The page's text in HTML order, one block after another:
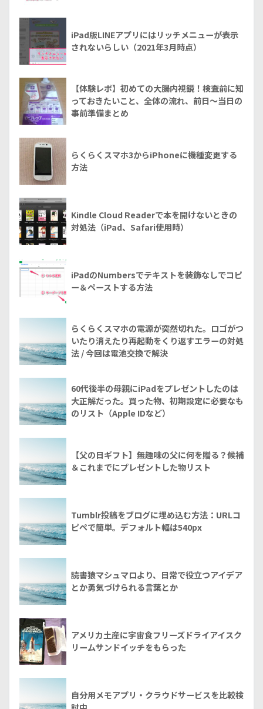
iPad版LINEアプリにはリッチメニューが表示
されないらしい（2021年3月時点）
【体験レポ】初めての大腸内視鏡！検査前に知
っておきたいこと、全体の流れ、前日～当日の
事前準備まとめ
らくらくスマホ3からiPhoneに機種変更する
方法
Kindle Cloud Readerで本を開けないときの
対処法（iPad、Safari使用時）
iPadのNumbersでテキストを装飾なしでコピ
ー＆ペーストする方法
らくらくスマホの電源が突然切れた。ロゴがつ
いたり消えたり再起動をくり返すエラーの対処
法 / 今回は電池交換で解決
60代後半の母親にiPadをプレゼントしたのは
大正解だった。買った物、初期設定に必要なも
のリスト（Apple IDなど）
【父の日ギフト】無趣味の父に何を贈る？候補
＆これまでにプレゼントした物リスト
Tumblr投稿をブログに埋め込む方法：URLコ
ピペで簡単。デフォルト幅は540px
読書猿マシュマロより、日常で役立つアイデア
とか勇気づけられる言葉とか
アメリカ土産に宇宙食フリーズドライアイスク
リームサンドイッチをもらった
自分用メモアプリ・クラウドサービスを比較検